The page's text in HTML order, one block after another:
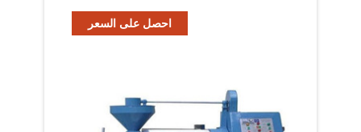
احصل على السعر